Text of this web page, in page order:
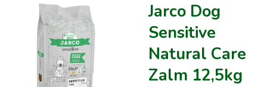
Jarco Dog
Sensitive
Natural Care
Zalm 12,5kg